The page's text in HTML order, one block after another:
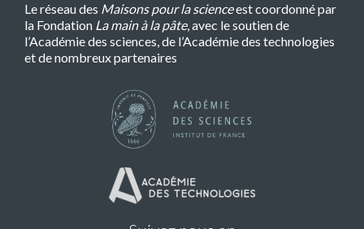
Le réseau des Maisons pour la scienceest coordonné par
la Fondation La main à la pâte, avec le soutien de
l’Académie des sciences, de l’Académie des technologies
et de nombreux partenaires